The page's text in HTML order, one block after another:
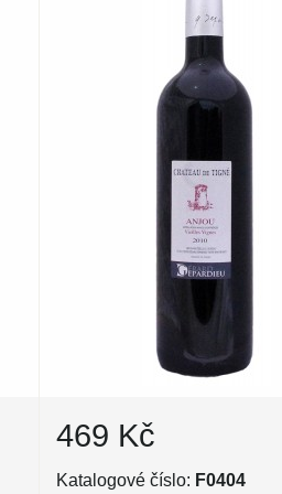
469 Kč
Katalogové číslo: F0404